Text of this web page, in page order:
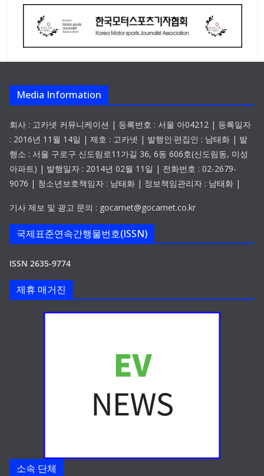
Media Information
회사 : 고카넷 커뮤니케이션 | 등록번호 : 서울 아04212 | 등록일자
: 2016년 11월 14일 | 제호 : 고카넷 | 발행인·편집인 : 남태화 | 발
행소 : 서울 구로구 신도림로11가길 36, 6동 606호(신도림동, 미성
아파트) | 발행일자 : 2014년 02월 11일 | 전화번호 : 02-2679-
9076 | 청소년보호책임자 : 남태화 | 정보책임관리자 : 남태화 |
기사 제보 및 광고 문의 : gocarnet@gocarnet.co.kr
국제표준연속간행물번호(ISSN)
ISSN 2635-9774
제휴 매거진
소속 단체